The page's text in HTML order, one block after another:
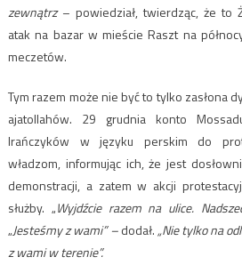
zewnątrz– powiedział, twierdząc, że to
atak na bazar w mieście Raszt na
meczetów.
Tym razem może nie być to tylko zasłona
ajatollahów. 29 grudnia konto
Irańczyków w języku perskim do
władzom, informując ich, że jest
demonstracji, a zatem w akcji
służby. „Wyjdźcie razem na ulice.
„Jesteśmy z wami” –dodał. „Nie tylko na
z wami w terenie”.